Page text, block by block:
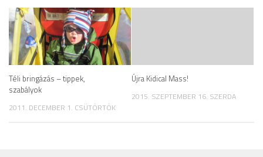
Téli bringázás – tippek,
szabályok
2011. DECEMBER 1. CSÜTÖRTÖK
Újra Kidical Mass!
2015. SZEPTEMBER 16. SZERDA